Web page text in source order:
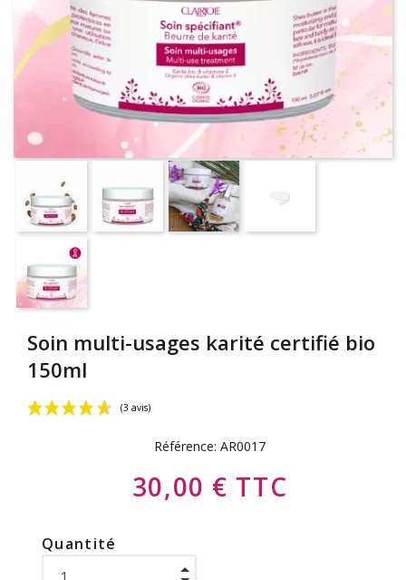
Soin multi-usages karité certifié bio
150ml
Référence: AR0017
30,00 € TTC
Quantité